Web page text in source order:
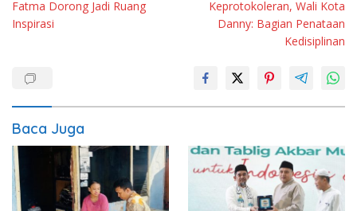
Fatma Dorong Jadi Ruang
Inspirasi
Keprotokoleran, Wali Kota
Danny: Bagian Penataan
Kedisiplinan
Baca Juga